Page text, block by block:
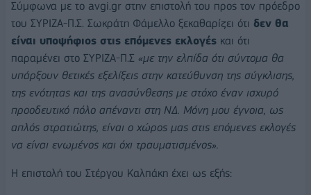
Σύμφωνα με το avgi.gr στην επιστολή του προς τον πρόεδρο
του ΣΥΡΙΖΑ-Π.Σ. Σωκράτη Φάμελλο ξεκαθαρίζει ότι δεν θα
είναι υποψήφιος στις επόμενες εκλογές και ότι
παραμένει στο ΣΥΡΙΖΑ-Π.Σ «με την ελπίδα ότι σύντομα θα
υπάρξουν θετικές εξελίξεις στην κατεύθυνση της σύγκλισης,
της ενότητας και της ανασύνθεσης με στόχο έναν ισχυρό
προοδευτικό πόλο απέναντι στη ΝΔ. Μόνη μου έγνοια, ως
απλός στρατιώτης, είναι ο χώρος μας στις επόμενες εκλογές
να είναι ενωμένος και όχι τραυματισμένος».
Η επιστολή του Στέργου Καλπάκη έχει ως εξής: